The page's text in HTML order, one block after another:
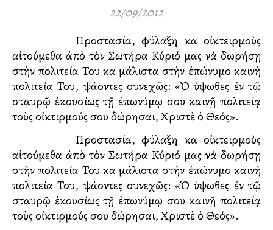
22/09/2012
Προστασία, φύλαξη καὶ οἰκτειρμοὺς
αἰτούμεθα ἀπὸ τὸν Σωτήρα Κύριό μας νὰ δωρήσῃ
στὴν πολιτεία Του καὶ μάλιστα στὴν ἐπώνυμο καινὴ
πολιτεία Του, ψάλλοντες συνεχῶς: «Ὁ ὑψωθεὶς ἐν τῷ
σταυρῷ ἑκουσίως τῇ ἐπωνύμῳ σου καινῇ πολιτείᾳ
τοὺς οἰκτιρμούς σου δώρησαι, Χριστὲ ὁ Θεός».
Προστασία, φύλαξη καὶ οἰκτειρμοὺς
αἰτούμεθα ἀπὸ τὸν Σωτήρα Κύριό μας νὰ δωρήσῃ
στὴν πολιτεία Του καὶ μάλιστα στὴν ἐπώνυμο καινὴ
πολιτεία Του, ψάλλοντες συνεχῶς: «Ὁ ὑψωθεὶς ἐν τῷ
σταυρῷ ἑκουσίως τῇ ἐπωνύμῳ σου καινῇ πολιτείᾳ
τοὺς οἰκτιρμούς σου δώρησαι, Χριστὲ ὁ Θεός».